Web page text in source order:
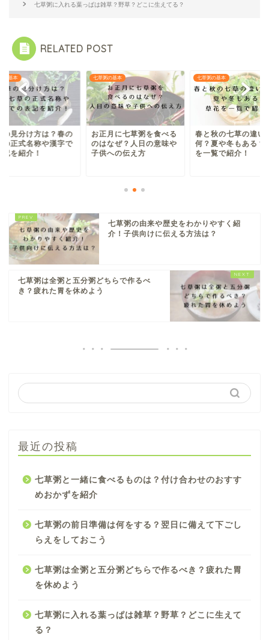
七草粥に入れる葉っぱは雑草？野草？どこに生えてる？
RELATED POST
の基本
の見分け方は？春の
の正式名称や漢字で
記を紹介！
七草粥の基本
お正月に七草粥を食べる
のはなぜ？人日の意味や
子供への伝え方
七草粥の基本
春と秋の七草の違い
何？夏や冬もある？
を一覧で紹介！
七草粥の由来や歴史をわかりやすく紹
介！子供向けに伝える方法は？
七草粥は全粥と五分粥どちらで作るべ
き？疲れた胃を休めよう
最近の投稿
七草粥と一緒に食べるものは？付け合わせのおすす
めおかずを紹介
七草粥の前日準備は何をする？翌日に備えて下ごし
らえをしておこう
七草粥は全粥と五分粥どちらで作るべき？疲れた胃
を休めよう
七草粥に入れる葉っぱは雑草？野草？どこに生えて
る？